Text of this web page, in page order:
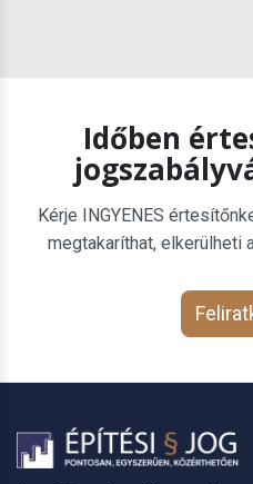
Időben
Kérje INGYENES
megtakaríthat, elkerülheti